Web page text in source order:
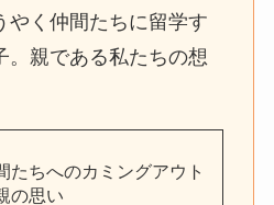
やく仲間たちに留学す
。親である私たちの想
たちへのカミングアウト
の思い